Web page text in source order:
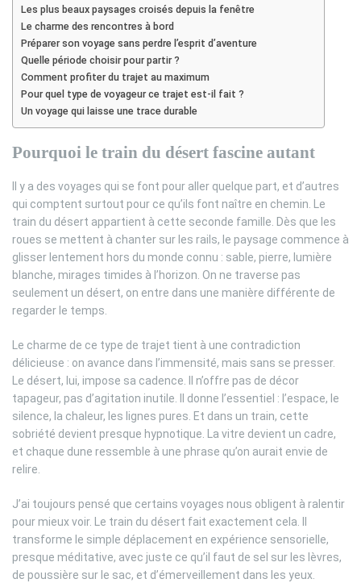
Les plus beaux paysages croisés depuis la fenêtre
Le charme des rencontres à bord
Préparer son voyage sans perdre l’esprit d’aventure
Quelle période choisir pour partir ?
Comment profiter du trajet au maximum
Pour quel type de voyageur ce trajet est-il fait ?
Un voyage qui laisse une trace durable
Pourquoi le train du désert fascine autant
Il y a des voyages qui se font pour aller quelque part, et d’autres
qui comptent surtout pour ce qu’ils font naître en chemin. Le
train du désert appartient à cette seconde famille. Dès que les
roues se mettent à chanter sur les rails, le paysage commence à
glisser lentement hors du monde connu : sable, pierre, lumière
blanche, mirages timides à l’horizon. On ne traverse pas
seulement un désert, on entre dans une manière différente de
regarder le temps.
Le charme de ce type de trajet tient à une contradiction
délicieuse : on avance dans l’immensité, mais sans se presser.
Le désert, lui, impose sa cadence. Il n’offre pas de décor
tapageur, pas d’agitation inutile. Il donne l’essentiel : l’espace, le
silence, la chaleur, les lignes pures. Et dans un train, cette
sobriété devient presque hypnotique. La vitre devient un cadre,
et chaque dune ressemble à une phrase qu’on aurait envie de
relire.
J’ai toujours pensé que certains voyages nous obligent à ralentir
pour mieux voir. Le train du désert fait exactement cela. Il
transforme le simple déplacement en expérience sensorielle,
presque méditative, avec juste ce qu’il faut de sel sur les lèvres,
de poussière sur le sac, et d’émerveillement dans les yeux.